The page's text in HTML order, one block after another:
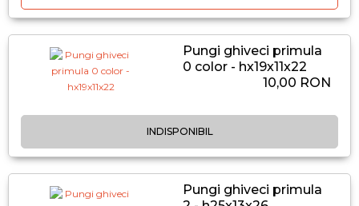
Pungi ghiveci primula
0 color - hx19x11x22
10,00 RON
INDISPONIBIL
Pungi ghiveci primula